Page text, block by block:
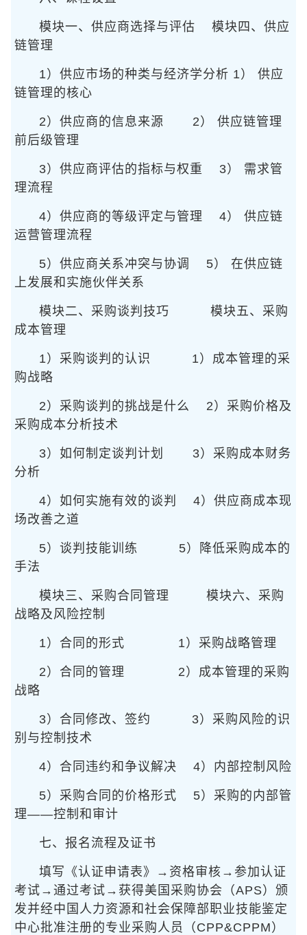
模块一、供应商选择与评估 模块四、供应
链管理
1）供应市场的种类与经济学分析 1） 供应
链管理的核心
2）供应商的信息来源 2） 供应链管理
前后级管理
3）供应商评估的指标与权重 3） 需求管
理流程
4）供应商的等级评定与管理 4） 供应链
运营管理流程
5）供应商关系冲突与协调
5） 在供应链
上发展和实施伙伴关系
模块二、采购谈判技巧 模块五、采购
成本管理
1）采购谈判的认识 1）成本管理的采
购战略
2）采购谈判的挑战是什么 2）采购价格及
采购成本分析技术
3）如何制定谈判计划
3）采购成本财务
分析
4）如何实施有效的谈判
4）供应商成本现
场改善之道
5）谈判技能训练 5）降低采购成本的
手法
模块三、采购合同管理 模块六、采购
战略及风险控制
1）合同的形式 1）采购战略管理
2）合同的管理 2）成本管理的采购
战略
3）合同修改、签约 3）采购风险的识
别与控制技术
4）合同违约和争议解决 4）内部控制风险
5）采购合同的价格形式 5）采购的内部管
理——控制和审计
七、报名流程及证书
填写《认证申请表》→资格审核→参加认证
考试→通过考试→获得美国采购协会（APS）颁
发并经中国人力资源和社会保障部职业技能鉴定
中心批准注册的专业采购人员（CPP&CPPM）